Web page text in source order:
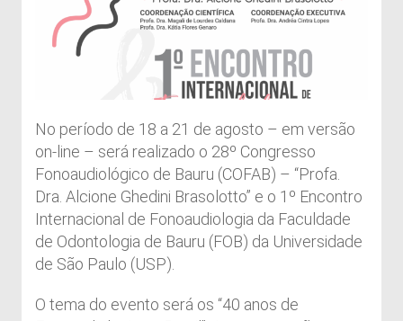
No período de 18 a 21 de agosto – em versão
on-line – será realizado o 28º Congresso
Fonoaudiológico de Bauru (COFAB) – “Profa.
Dra. Alcione Ghedini Brasolotto” e o 1º Encontro
Internacional de Fonoaudiologia da Faculdade
de Odontologia de Bauru (FOB) da Universidade
de São Paulo (USP).
O tema do evento será os “40 anos de